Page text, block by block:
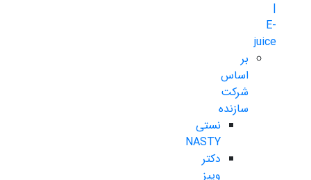
|
E-
juice
بر
اساس
شرکت
سازنده
نستی
NASTY
دکتر
ویپز